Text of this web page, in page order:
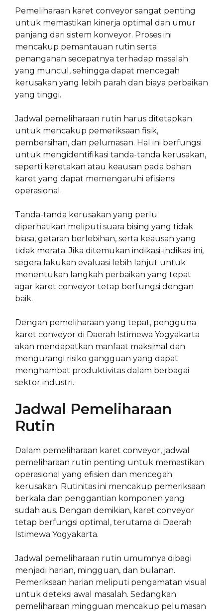
Pemeliharaan karet conveyor sangat penting
untuk memastikan kinerja optimal dan umur
panjang dari sistem konveyor. Proses ini
mencakup pemantauan rutin serta
penanganan secepatnya terhadap masalah
yang muncul, sehingga dapat mencegah
kerusakan yang lebih parah dan biaya perbaikan
yang tinggi.
Jadwal pemeliharaan rutin harus ditetapkan
untuk mencakup pemeriksaan fisik,
pembersihan, dan pelumasan. Hal ini berfungsi
untuk mengidentifikasi tanda-tanda kerusakan,
seperti keretakan atau keausan pada bahan
karet yang dapat memengaruhi efisiensi
operasional.
Tanda-tanda kerusakan yang perlu
diperhatikan meliputi suara bising yang tidak
biasa, getaran berlebihan, serta keausan yang
tidak merata. Jika ditemukan indikasi-indikasi ini,
segera lakukan evaluasi lebih lanjut untuk
menentukan langkah perbaikan yang tepat
agar karet conveyor tetap berfungsi dengan
baik.
Dengan pemeliharaan yang tepat, pengguna
karet conveyor di Daerah Istimewa Yogyakarta
akan mendapatkan manfaat maksimal dan
mengurangi risiko gangguan yang dapat
menghambat produktivitas dalam berbagai
sektor industri.
Jadwal Pemeliharaan
Rutin
Dalam pemeliharaan karet conveyor, jadwal
pemeliharaan rutin penting untuk memastikan
operasional yang efisien dan mencegah
kerusakan. Rutinitas ini mencakup pemeriksaan
berkala dan penggantian komponen yang
sudah aus. Dengan demikian, karet conveyor
tetap berfungsi optimal, terutama di Daerah
Istimewa Yogyakarta.
Jadwal pemeliharaan rutin umumnya dibagi
menjadi harian, mingguan, dan bulanan.
Pemeriksaan harian meliputi pengamatan visual
untuk deteksi awal masalah. Sedangkan
pemeliharaan mingguan mencakup pelumasan